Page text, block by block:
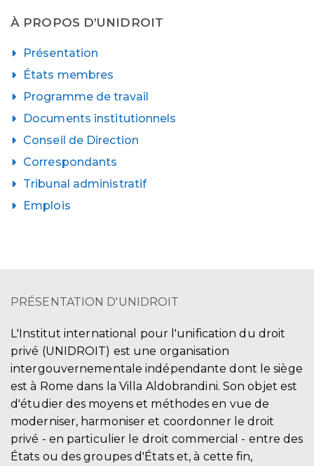
À PROPOS D’UNIDROIT
Présentation
États membres
Programme de travail
Documents institutionnels
Conseil de Direction
Correspondants
Tribunal administratif
Emplois
PRÉSENTATION D'UNIDROIT
L'Institut international pour l'unification du droit
privé (UNIDROIT) est une organisation
intergouvernementale indépendante dont le siège
est à Rome dans la Villa Aldobrandini. Son objet est
d'étudier des moyens et méthodes en vue de
moderniser, harmoniser et coordonner le droit
privé - en particulier le droit commercial - entre des
États ou des groupes d'États et, à cette fin,